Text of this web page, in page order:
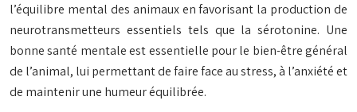
l’équilibre mental des animaux en favorisant la production de
neurotransmetteurs essentiels tels que la sérotonine. Une
bonne santé mentale est essentielle pour le bien-être général
de l’animal, lui permettant de faire face au stress, à l’anxiété et
de maintenir une humeur équilibrée.